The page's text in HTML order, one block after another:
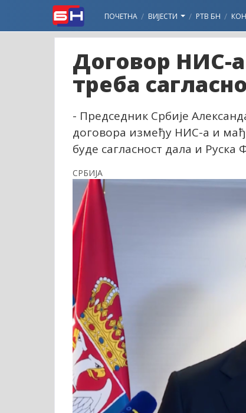
ПОЧЕТНА ВИЈЕСТИ РТВ БН
Договор НИС-
треба
- Председник Србије
договора између НИС-а и
буде сагласност дала и Руска
СРБИЈА